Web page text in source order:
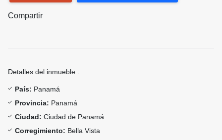
Compartir
Detalles del inmueble :
País: Panamá
Provincia: Panamá
Ciudad: Ciudad de Panamá
Corregimiento: Bella Vista